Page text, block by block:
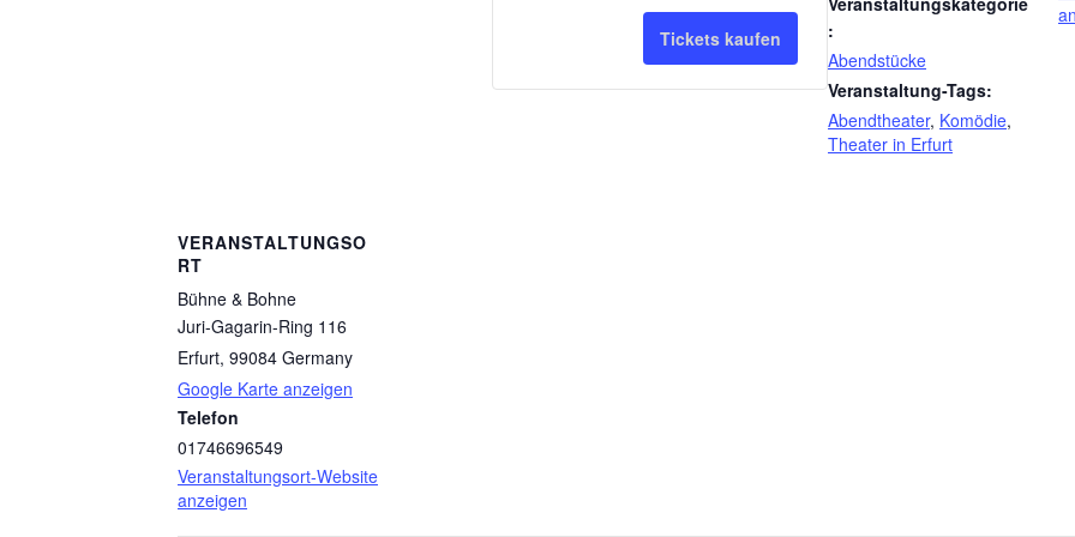
:
Abendstücke
Veranstaltung-Tags:
Abendtheater, Komödie,
Theater in Erfurt
VERANSTALTUNGSO
RT
Bühne & Bohne
Juri-Gagarin-Ring 116
Erfurt, 99084 Germany
Google Karte anzeigen
Telefon
01746696549
Veranstaltungsort-Website
anzeigen
Ermäßigt
h
l
Ermäßigt
Ticketanzahl
für
Normalpreis
z
a
Ticketsanzahl
für
Normalpreis
Tickets kaufen